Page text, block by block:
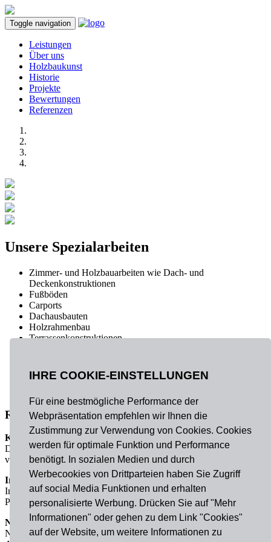
IHRE COOKIE-EINSTELLUNGEN
Für eine bestmögliche Performance der
Webpräsentation empfehlen wir Ihnen die
Zustimmung zur Verwendung von Cookies. Cookies
werden für optimale Funktion und Performance
benötigt. In sozialen Medien und durch
Werbecookies von Drittparteien haben Sie Zugriff
auf social Media Funktionen und erhalten
personalisierte Werbung. Drücken Sie auf "Mehr
Informationen" oder gehen zu dem Link "Cookies"
auf der Website, um weitere Informationen zu
Toggle navigation
Leistungen
Über uns
Holzbaukunst
Historie
Projekte
Bewertungen
Referenzen
Unsere Spezialarbeiten
Zimmer- und Holzbauarbeiten wie Dach- und
Deckenkonstruktionen
Fußböden
Carports
Dachausbauten
Holzrahmenbau
Terrassenkonstruktionen
Treppen und Treppensanierungen
Dachsanierung
Referenzen(Auszug)
Kunstwerk
Das Kunstwerk „Raststätte für Gedanken“
von Claus Bury in Nürnberg.
Innentreppen Deutscher Bundestag Bonn
Innentreppen Deutscher Bundestag Bonn
Planung Philipp Holzmann AG
Neuaufbau Alte Liebe
Nach einem Brand komplett zerstört, musste das beliebte